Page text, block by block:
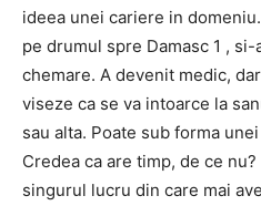
ideea unei cariere in
pe drumul spre Damasc 1 ,
chemare. A devenit medic,
viseze ca se va intoarce la
sau alta. Poate sub forma
Credea ca are timp, de ce
singurul lucru din care mai